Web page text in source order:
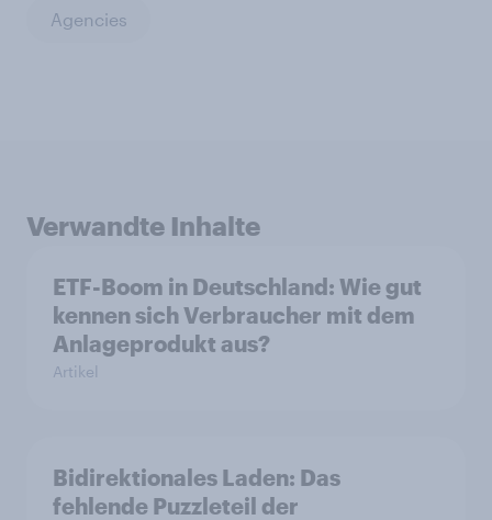
Agencies
Verwandte Inhalte
ETF-Boom in Deutschland: Wie gut
kennen sich Verbraucher mit dem
Anlageprodukt aus?
Artikel
Bidirektionales Laden: Das
fehlende Puzzleteil der